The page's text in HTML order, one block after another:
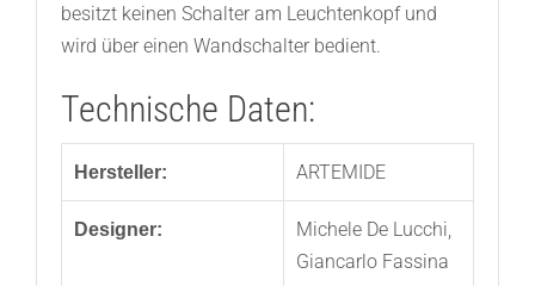
besitzt keinen Schalter am Leuchtenkopf und
wird über einen Wandschalter bedient.
Technische Daten:
Hersteller: ARTEMIDE
Designer:
Michele De Lucchi,
Giancarlo Fassina